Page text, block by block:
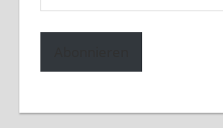
Mail-
Adresse